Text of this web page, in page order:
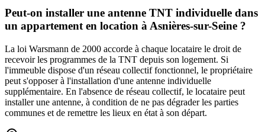
Peut-on installer une antenne TNT individuelle dans
un appartement en location à Asnières-sur-Seine ?
La loi Warsmann de 2000 accorde à chaque locataire le droit de
recevoir les programmes de la TNT depuis son logement. Si
l'immeuble dispose d'un réseau collectif fonctionnel, le propriétaire
peut s'opposer à l'installation d'une antenne individuelle
supplémentaire. En l'absence de réseau collectif, le locataire peut
installer une antenne, à condition de ne pas dégrader les parties
communes et de remettre les lieux en état à son départ.